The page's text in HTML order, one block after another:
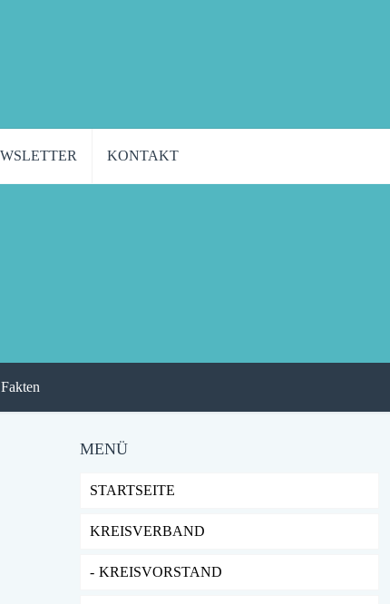
KONTAKT
MENÜ
STARTSEITE
KREISVERBAND
KREISVORSTAND